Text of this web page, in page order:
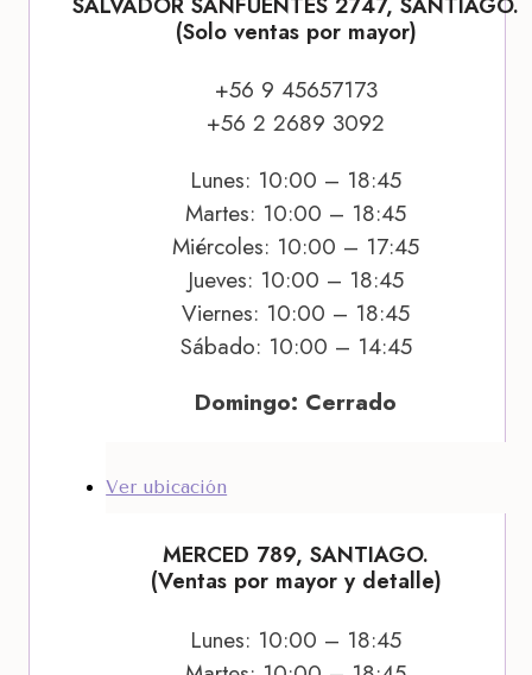
(Solo ventas por mayor)
+56 9 45657173
+56 2 2689 3092
Lunes: 10:00 – 18:45
Martes: 10:00 – 18:45
Miércoles: 10:00 – 17:45
Jueves: 10:00 – 18:45
Viernes: 10:00 – 18:45
Sábado: 10:00 – 14:45
Domingo: Cerrado
Ver ubicación
MERCED 789, SANTIAGO.
(Ventas por mayor y detalle)
Lunes: 10:00 – 18:45